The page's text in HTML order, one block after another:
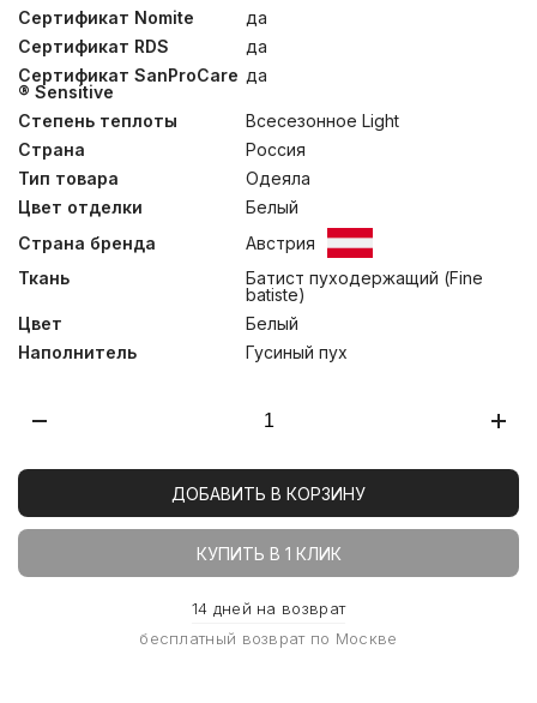
Сертификат Nomite
да
Сертификат RDS
да
Сертификат SanProCare
® Sensitive
да
Степень теплоты
Всесезонное Light
Страна
Россия
Тип товара
Одеяла
Цвет отделки
Белый
Страна бренда
Австрия
Ткань
Батист пуходержащий (Fine
batiste)
Цвет
Белый
Наполнитель
Гусиный пух
ДОБАВИТЬ В КОРЗИНУ
КУПИТЬ В 1 КЛИК
14 дней на возврат
бесплатный возврат по Москве